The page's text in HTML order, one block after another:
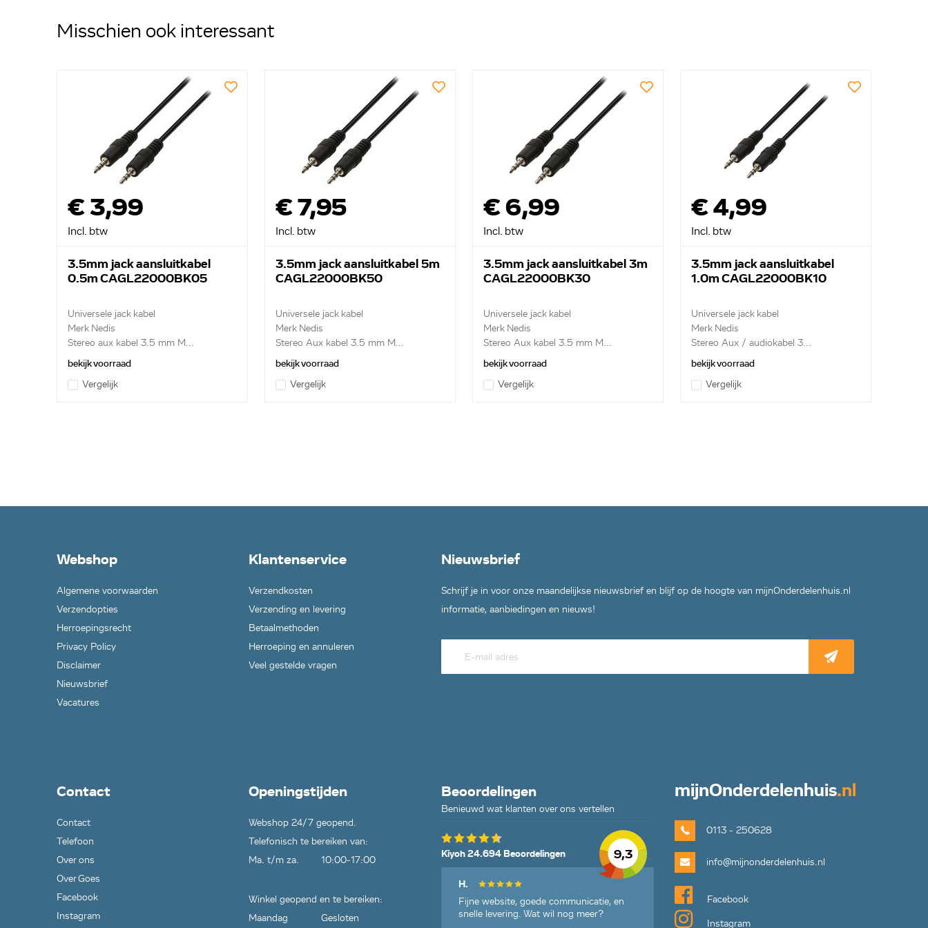
Misschien ook interessant
€ 3,99
Incl. btw
3.5mm jack aansluitkabel
0.5m CAGL22000BK05
Universele jack kabel
Merk Nedis
Stereo aux kabel 3.5 mm M...
bekijk voorraad
Vergelijk
€ 7,95
Incl. btw
3.5mm jack aansluitkabel 5m
CAGL22000BK50
Universele jack kabel
Merk Nedis
Stereo Aux kabel 3.5 mm M...
bekijk voorraad
Vergelijk
€ 6,99
Incl. btw
3.5mm jack aansluitkabel 3m
CAGL22000BK30
Universele jack kabel
Merk Nedis
Stereo Aux kabel 3.5 mm M...
bekijk voorraad
Vergelijk
€ 4,99
Incl. btw
3.5mm jack aansluitkabel
1.0m CAGL22000BK10
Universele jack kabel
Merk Nedis
Stereo Aux / audiokabel 3...
bekijk voorraad
Vergelijk
Webshop
Algemene voorwaarden
Verzendopties
Herroepingsrecht
Privacy Policy
Disclaimer
Nieuwsbrief
Vacatures
Klantenservice
Verzendkosten
Verzending en levering
Betaalmethoden
Herroeping en annuleren
Veel gestelde vragen
Nieuwsbrief
Schrijf je in voor onze maandelijkse nieuwsbrief en blijf op de hoogte van mijnOnderdelenhuis.nl
informatie, aanbiedingen en nieuws!
Contact
Contact
Telefoon
Over ons
Over Goes
Facebook
Instagram
Openingstijden
Webshop 24/7 geopend.
Telefonisch te bereiken van:
Ma. t/m za.
10:00-17:00
Winkel geopend en te bereiken:
Maandag
Gesloten
Beoordelingen
Benieuwd wat klanten over ons vertellen
9,3
Kiyoh 24.694 Beoordelingen
H.
Fijne website, goede communicatie, en
snelle levering. Wat wil nog meer?
mijnOnderdelenhuis.nl
0113 - 250628
info@mijnonderdelenhuis.nl
Facebook
Instagram